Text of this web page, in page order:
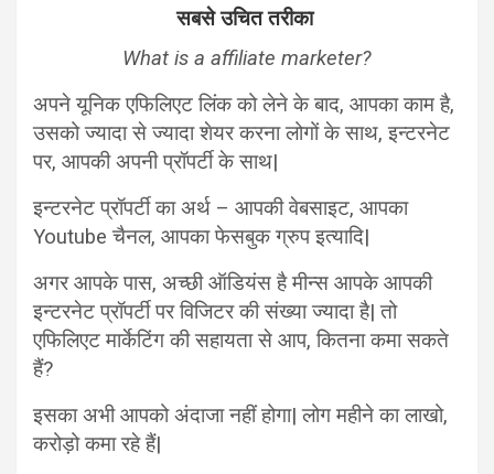
सबसे उचित तरीका
What is a affiliate marketer?
अपने यूनिक एफिलिएट लिंक को लेने के बाद, आपका काम है,
उसको ज्यादा से ज्यादा शेयर करना लोगों के साथ, इन्टरनेट
पर, आपकी अपनी प्रॉपर्टी के साथ|
इन्टरनेट प्रॉपर्टी का अर्थ – आपकी वेबसाइट, आपका
Youtube चैनल, आपका फेसबुक ग्रुप इत्यादि|
अगर आपके पास, अच्छी ऑडियंस है मीन्स आपके आपकी
इन्टरनेट प्रॉपर्टी पर विजिटर की संख्या ज्यादा है| तो
एफिलिएट मार्केटिंग की सहायता से आप, कितना कमा सकते
हैं?
इसका अभी आपको अंदाजा नहीं होगा| लोग महीने का लाखो,
करोड़ो कमा रहे हैं|